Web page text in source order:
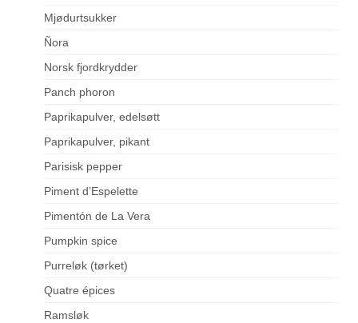
Mjødurtsukker
Ñora
Norsk fjordkrydder
Panch phoron
Paprikapulver, edelsøtt
Paprikapulver, pikant
Parisisk pepper
Piment d’Espelette
Pimentón de La Vera
Pumpkin spice
Purreløk (tørket)
Quatre épices
Ramsløk